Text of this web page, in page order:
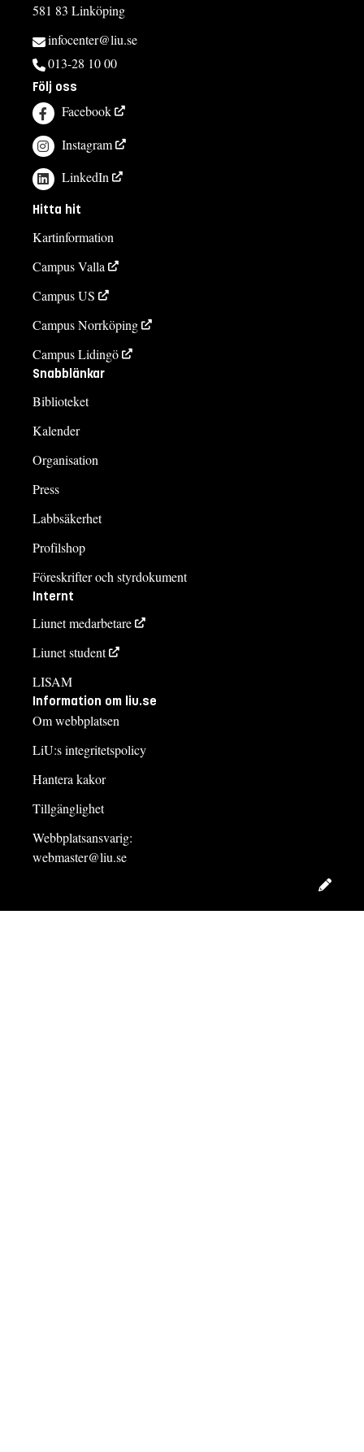
581 83 Linköping
infocenter@liu.se
013-28 10 00
Följ oss
Facebook
Instagram
LinkedIn
Hitta hit
Kartinformation
Campus Valla
Campus US
Campus Norrköping
Campus Lidingö
Snabblänkar
Biblioteket
Kalender
Organisation
Press
Labbsäkerhet
Profilshop
Föreskrifter och styrdokument
Internt
Liunet medarbetare
Liunet student
LISAM
Information om liu.se
Om webbplatsen
LiU:s integritetspolicy
Hantera kakor
Tillgänglighet
Webbplatsansvarig:
webmaster@liu.se